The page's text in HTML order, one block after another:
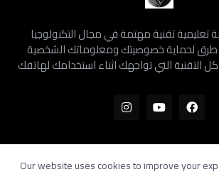
تقنية مهتمة في مجال التكنولوجيا
لحماية خصوصيتك ومعلوماتك الشخصية
التقنية التي تواجهك اثناء استخدامك لهاتفك
سياسة الخصوصية
سياسة الاستخدام
Our website uses cookies to improve your